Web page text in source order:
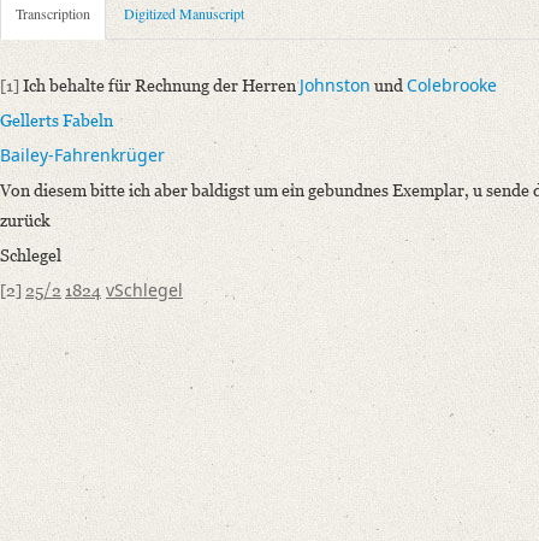
Metadata Concerning Header
Sender: August Wilhelm von Schlegel
Recipient: Eduard Weber
Place of Destination: Bonn
Date: 25.02.1824
Notations: Absende- und Empfangsort erschlossen.
Manuscript
Provider: Dresden, Sächsische Landesbibliothek - Staats- und
OAI Id: DE-611-37212
Classification Number: Mscr.Dresd.e.90,XX,Bd.8,Nr.71(37)
Number of Pages: 1 S., hs. m. U.
Format: 10,4 x 15,6 cm
Incipit: „[1] Ich behalte für Rechnung der Herren Johnston und
Bailey-Fahrenkrüger
Von diesem bitte ich aber baldigst um ein [...]“
Transcription Digitized Manuscript
[1] Ich behalte für Rechnung der HerrenJohnston und Colebrooke
GellertsFabeln
Bailey-Fahrenkrüger
Von diesem bitte ich aber baldigst um ein gebundnes Exemplar, u
zurück
Schlegel
[2] 25/2 1824 vSchlegel